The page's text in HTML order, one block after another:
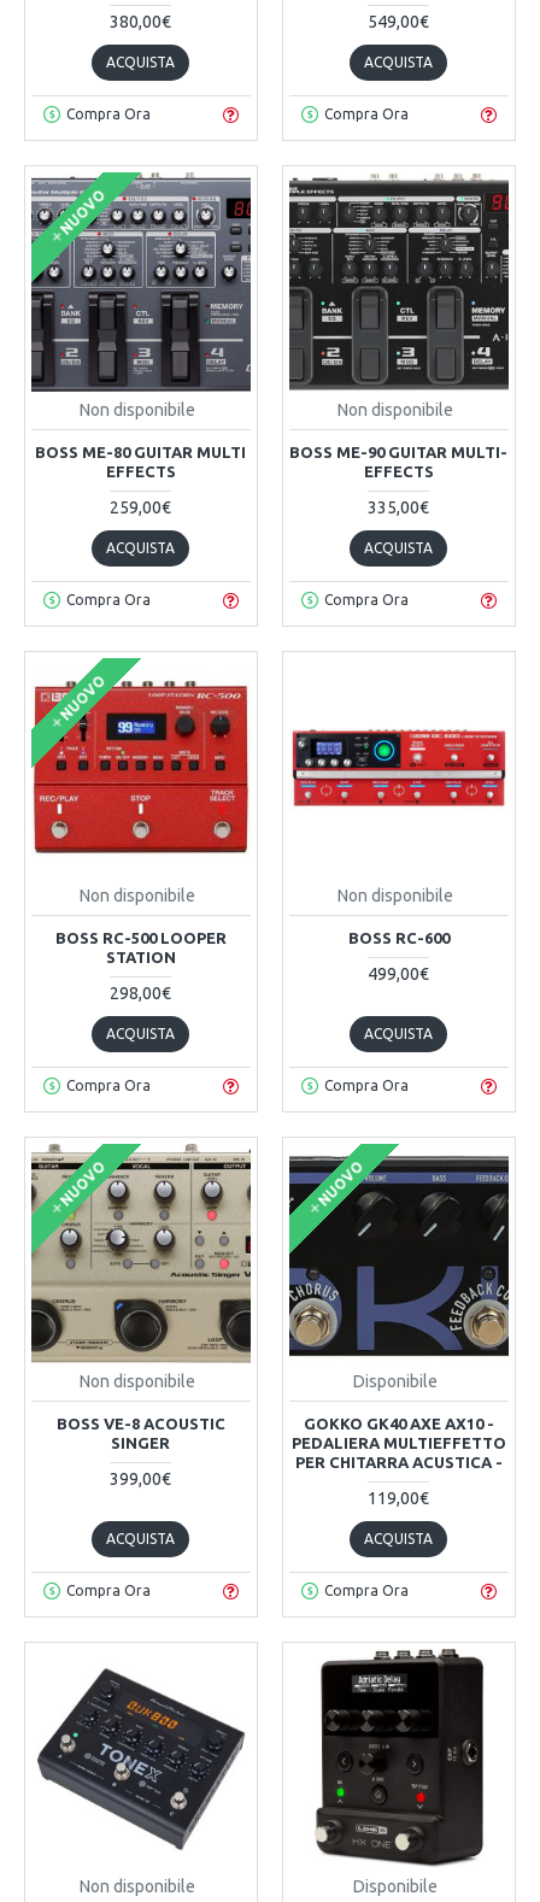
380,00€
ACQUISTA
Compra Ora
549,00€
ACQUISTA
Compra Ora
NUOVO
Non disponibile
BOSS ME-80 GUITAR MULTI
EFFECTS
259,00€
ACQUISTA
Compra Ora
Non disponibile
BOSS ME-90 GUITAR MULTI-
EFFECTS
335,00€
ACQUISTA
Compra Ora
NUOVO
Non disponibile
BOSS RC-500 LOOPER
STATION
298,00€
ACQUISTA
Compra Ora
Non disponibile
BOSS RC-600
499,00€
ACQUISTA
Compra Ora
NUOVO
Non disponibile
BOSS VE-8 ACOUSTIC
SINGER
399,00€
ACQUISTA
Compra Ora
NUOVO
Disponibile
GOKKO GK40 AXE AX10 -
PEDALIERA MULTIEFFETTO
PER CHITARRA ACUSTICA -
119,00€
ACQUISTA
Compra Ora
Non disponibile Disponibile